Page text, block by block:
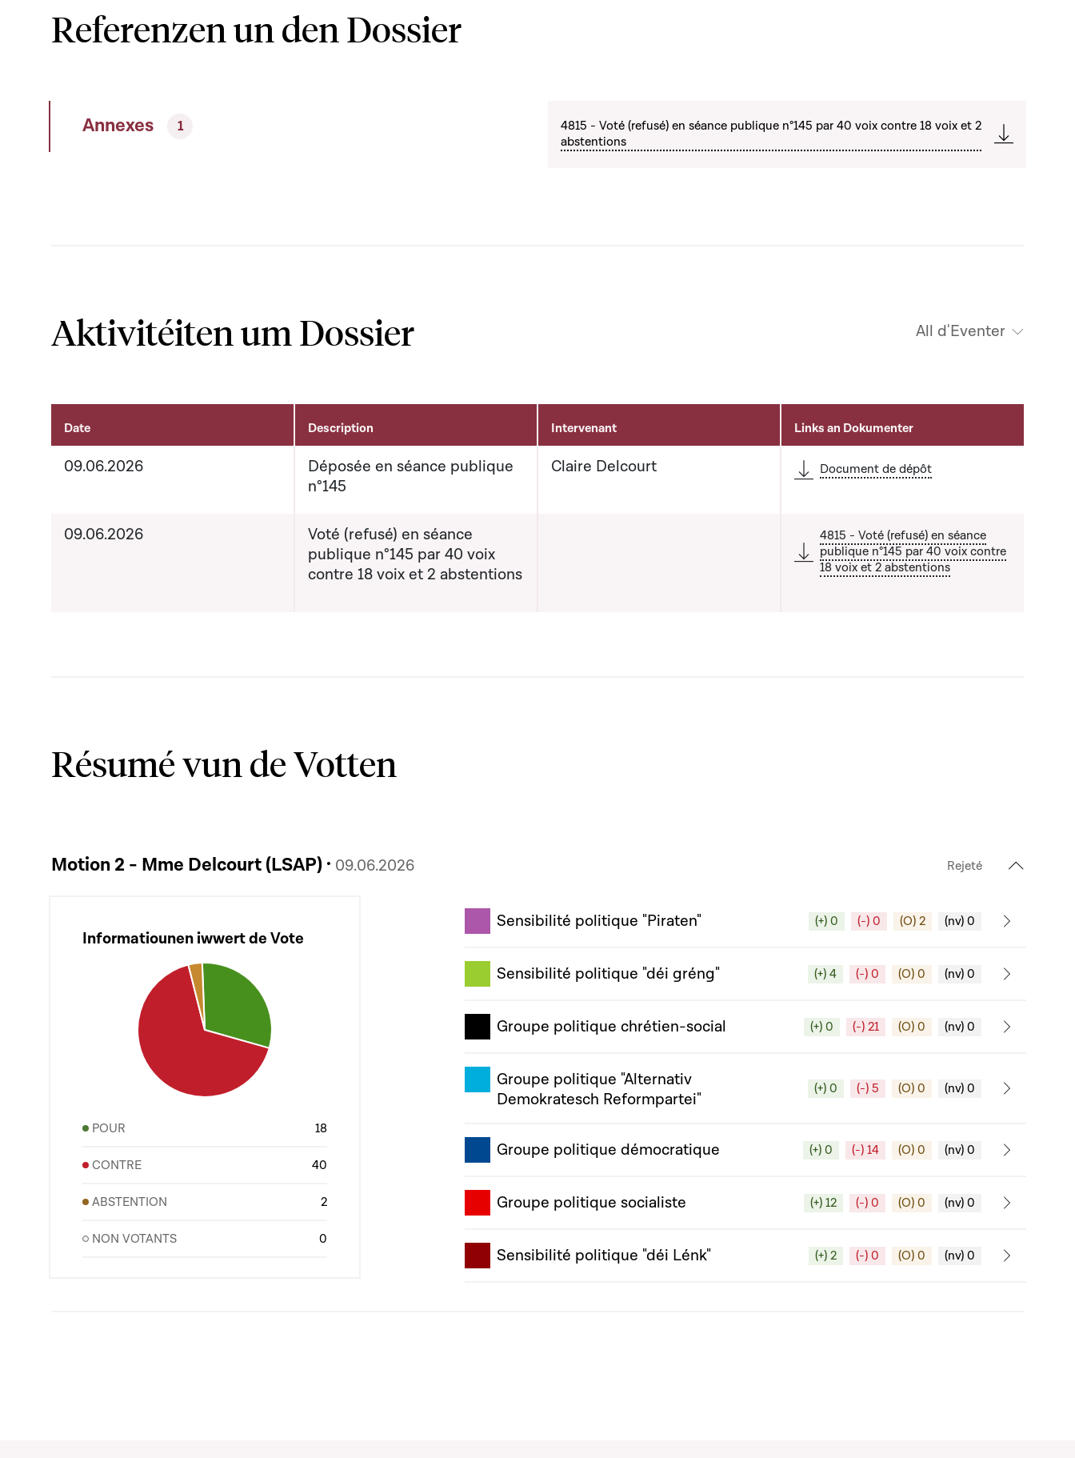
Referenzen un den Dossier
Annexes 1
4815 - Voté (refusé) en séance publique n°145 par 40 voix contre 18 voix et 2
abstentions
Aktivitéiten um Dossier All d'Eventer
Aktivitéiten um Dossier
Date Description Intervenant Links an Dokumenter
09.06.2026
Déposée en séance publique
n°145
Claire Delcourt Document de dépôt
09.06.2026
Voté (refusé) en séance
publique n°145 par 40 voix
contre 18 voix et 2 abstentions
4815 - Voté (refusé) en séance
publique n°145 par 40 voix contre
18 voix et 2 abstentions
Résumé vun de Votten
Motion 2 - Mme Delcourt (LSAP) · 09.06.2026 Rejeté
Informatiounen iwwert de Vote
POUR 18
CONTRE 40
ABSTENTION 2
NON VOTANTS 0
Sensibilité politique "Piraten" (+) 0 (-) 0 (O) 2 (nv) 0
Sensibilité politique "déi gréng" (+) 4 (-) 0 (O) 0 (nv) 0
Groupe politique chrétien-social (+) 0 (-) 21 (O) 0 (nv) 0
Groupe politique "Alternativ
Demokratesch Reformpartei"
(+) 0 (-) 5 (O) 0 (nv) 0
Groupe politique démocratique (+) 0 (-) 14 (O) 0 (nv) 0
Groupe politique socialiste (+) 12 (-) 0 (O) 0 (nv) 0
Sensibilité politique "déi Lénk" (+) 2 (-) 0 (O) 0 (nv) 0